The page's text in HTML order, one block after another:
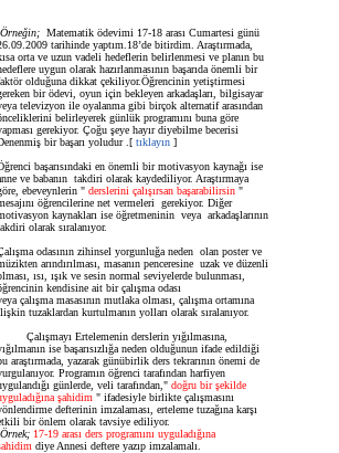
Matematik ödevimi 17-18 arası Cumartesi günü
tarihinde yaptım.18’de bitirdim. Araştırmada,
orta ve uzun vadeli hedeflerin belirlenmesi ve planın bu
uygun olarak hazırlanmasının başarıda önemli bir
olduğuna dikkat çekiliyor.Öğrencinin yetiştirmesi
bir ödevi, oyun için bekleyen arkadaşları, bilgisayar
televizyon ile oyalanma gibi birçok alternatif arasından
belirleyerek günlük programını buna göre
gerekiyor. Çoğu şeye hayır diyebilme becerisi
bir başarı yoludur .[ tıklayın]
başarısındaki en önemli bir motivasyon kaynağı ise
ve babanın takdiri olarak kaydediliyor. Araştırmaya
ebeveynlerin " derslerini çalışırsan başarabilirsin"
öğrencilerine net vermeleri gerekiyor. Diğer
kaynakları ise öğretmeninin veya arkadaşlarının
olarak sıralanıyor.
odasının zihinsel yorgunluğa neden olan poster ve
arındırılması, masanın penceresine uzak ve düzenli
ısı, ışık ve sesin normal seviyelerde bulunması,
kendisine ait bir çalışma odası
çalışma masasının mutlaka olması, çalışma ortamına
tuzaklardan kurtulmanın yolları olarak sıralanıyor.
Ertelemenin derslerin yığılmasına,
ise başarısızlığa neden olduğunun ifade edildiği
araştırmada, yazarak günübirlik ders tekrarının önemi de
Programın öğrenci tarafından harfiyen
günlerde, veli tarafından," doğru bir şekilde
şahidim " ifadesiyle birlikte çalışmasını
defterinin imzalaması, erteleme tuzağına karşı
bir önlem olarak tavsiye ediliyor.
Örnek; 17-19 arası ders programını uyguladığına
diye Annesi deftere yazıp imzalamalı.